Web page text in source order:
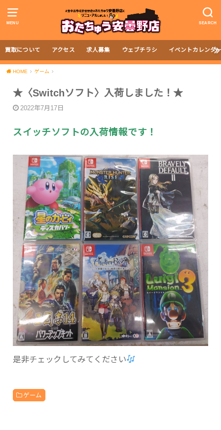
MENU SEARCH
買取について アクセス 求人募集 ウェブチラシ イベントカレンダ
HOME ゲーム
★〈Switchソフト〉入荷しました！★
2022年7月17日
スイッチソフトの入荷情報です！
是非チェックしてみてください
ゲーム